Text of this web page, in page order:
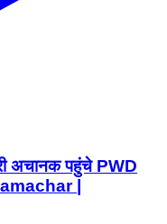
अचानक पहुंचे PWD
|